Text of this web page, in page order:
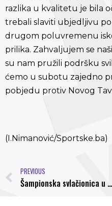
razlika u kvalitetu je bila
trebali slaviti ubjedljivu
drugom poluvremenu
prilika. Zahvaljujem se
su nam pružili podršku
ćemo u subotu zajedno
pobjedu protiv Novog
(I.Nimanović/Sportske.ba)
PREVIOUS
Šampionska svlačionica u Vrapčićima i ponovo Zige Zage